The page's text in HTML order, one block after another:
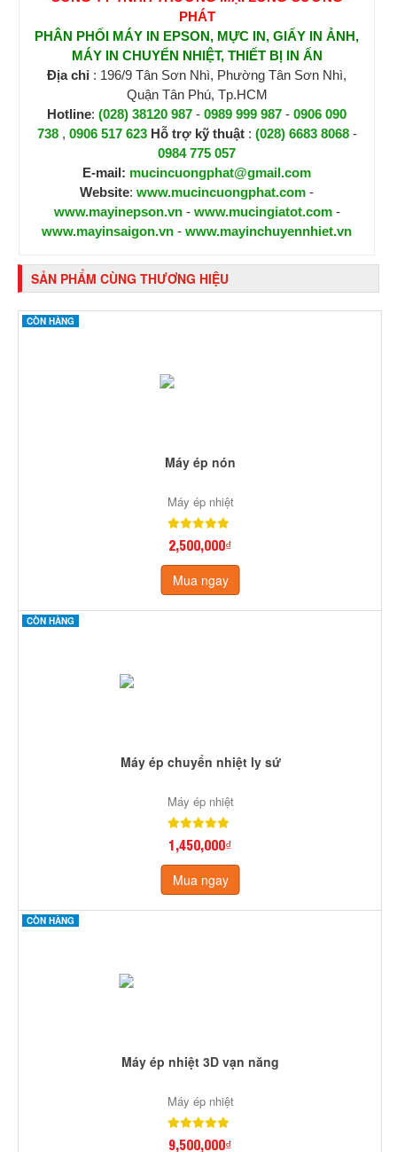
PHÁT
PHÂN PHỐI MÁY IN EPSON, MỰC IN, GIẤY IN ẢNH,
MÁY IN CHUYỂN NHIỆT, THIẾT BỊ IN ẤN
Địa chỉ : 196/9 Tân Sơn Nhì, Phường Tân Sơn Nhì,
Quận Tân Phú, Tp.HCM
Hotline: (028) 38120 987 - 0989 999 987 - 0906 090
738, 0906 517 623 Hỗ trợ kỹ thuật : (028) 6683 8068-
0984 775 057
E-mail: mucincuongphat@gmail.com
Website: www.mucincuongphat.com -
www.mayinepson.vn- www.mucingiatot.com-
www.mayinsaigon.vn - www.mayinchuyennhiet.vn
SẢN PHẨM CÙNG THƯƠNG HIỆU
CÒN HÀNG
Máy ép nón
Máy ép nhiệt
2,500,000₫
Mua ngay
CÒN HÀNG
Máy ép chuyển nhiệt ly sứ
Máy ép nhiệt
1,450,000₫
Mua ngay
CÒN HÀNG
Máy ép nhiệt 3D vạn năng
Máy ép nhiệt
9,500,000₫